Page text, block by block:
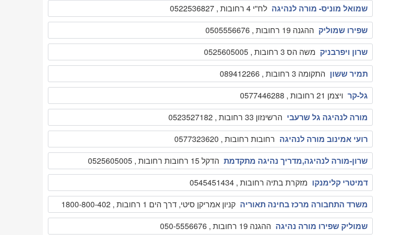
שמואל מוניס- מורה לנהיגה לח''י 4 רחובות , 0522536827
שפירו שמוליק ההגנה 19 רחובות , 0505556676
שרון ויפרבניק משה הס 3 רחובות , 0525605005
תמיר ששון התקומה 3 רחובות , 089412266
גל-קר ויצמן 21 רחובות , 0577446288
מורה לנהיגה גל שרעבי הרשינזון 33 רחובות , 0523527182
רועי אמינוב מורה לנהיגה רחובות רחובות , 0577323620
שרון-מורה לנהיגה,מדריך נהיגה מתקדמת הדקל 15 רחובות רחובות , 0525605005
דמיטרי קלימנקו מזקרת בתיה רחובות , 0545451434
משרד התחבורה מרכז בחינה תאוריה קניון אמריקן סיטי, דרך הים 1 רחובות , 1800-800-402
שמוליק שפירו מורה נהיגה ההגנה 19 רחובות , 050-5556676